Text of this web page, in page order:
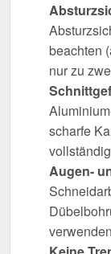
beachten
nur zu
scharfe
Augen-